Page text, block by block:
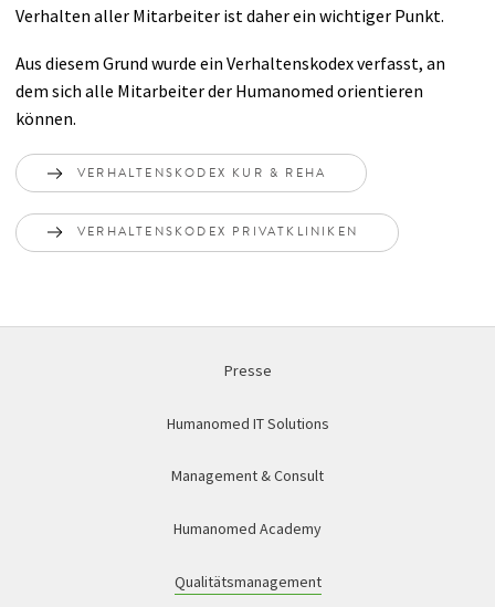
Verhalten aller Mitarbeiter ist daher ein wichtiger Punkt.
Aus diesem Grund wurde ein Verhaltenskodex verfasst, an
dem sich alle Mitarbeiter der Humanomed orientieren
können.
VERHALTENSKODEX KUR & REHA
VERHALTENSKODEX PRIVATKLINIKEN
Presse
Humanomed IT Solutions
Management & Consult
Humanomed Academy
Qualitätsmanagement